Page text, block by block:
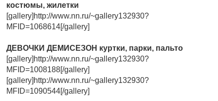
костюмы, жилетки
[gallery]http://www.nn.ru/~gallery132930?
MFID=1068614[/gallery]
ДЕВОЧКИ ДЕМИСЕЗОН куртки, парки, пальто
[gallery]http://www.nn.ru/~gallery132930?
MFID=1008188[/gallery]
[gallery]http://www.nn.ru/~gallery132930?
MFID=1090544[/gallery]